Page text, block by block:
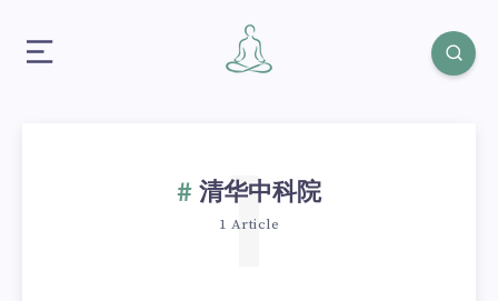
清华中科院
1 Article
1